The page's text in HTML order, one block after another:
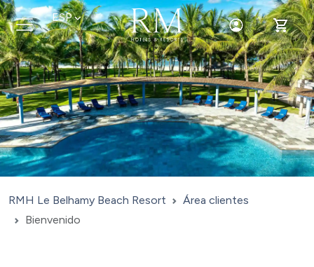
ESP Toggle Login
Toggle
RMH Le Belhamy Beach Resort
Área clientes
Bienvenido